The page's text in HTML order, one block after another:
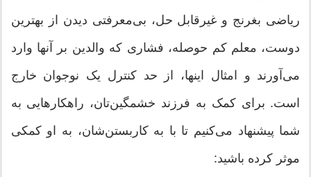
ریاضی بغرنج و غیرقابل حل، بی‌معرفتی دیدن از بهترین
دوست، معلم کم حوصله، فشاری که والدین بر آنها وارد
می‌آورند و امثال اینها، از حد کنترل یک نوجوان خارج
است. برای کمک به فرزند خشمگین‌تان، راهکارهایی به
شما پیشنهاد می‌کنیم تا با به کاربستن‌شان، به او کمکی
موثر کرده باشید: